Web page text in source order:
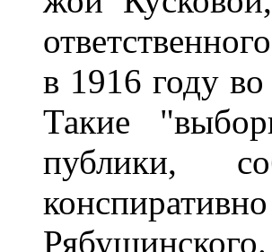
в 1916 году
Такие
публики,